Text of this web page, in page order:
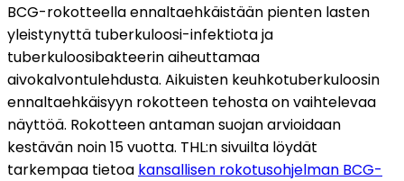
BCG-rokotteella ennaltaehkäistään pienten lasten
yleistynyttä tuberkuloosi-infektiota ja
tuberkuloosibakteerin aiheuttamaa
aivokalvontulehdusta. Aikuisten keuhkotuberkuloosin
ennaltaehkäisyyn rokotteen tehosta on vaihtelevaa
näyttöä. Rokotteen antaman suojan arvioidaan
kestävän noin 15 vuotta. THL:n sivuilta löydät
tarkempaa tietoa kansallisen rokotusohjelman BCG-